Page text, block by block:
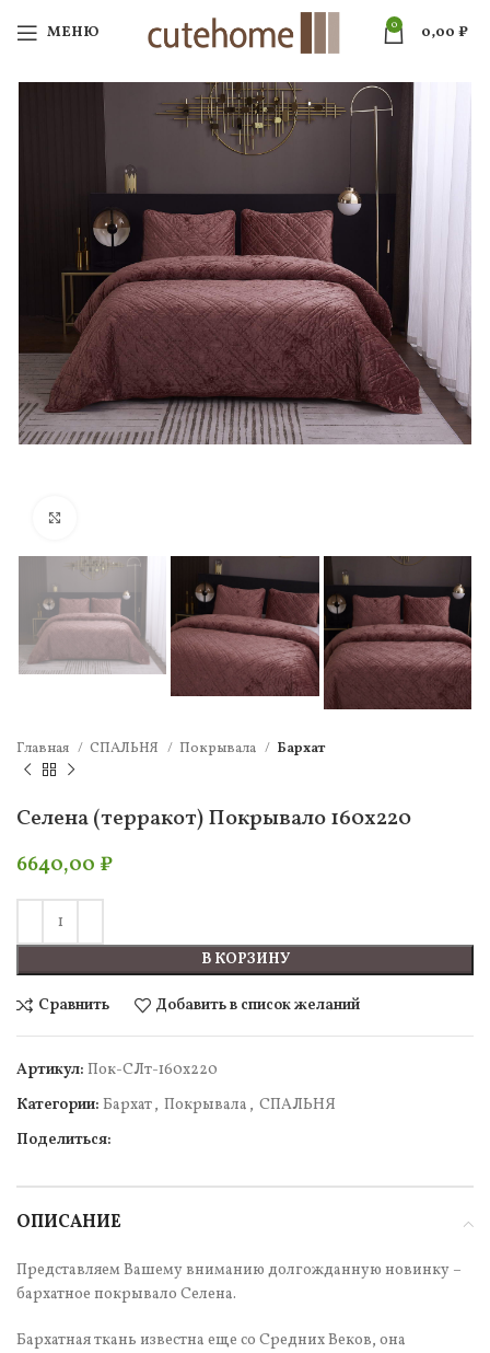
МЕНЮ 0 0,00 ₽
Главная СПАЛЬНЯ Покрывала Бархат
Селена (терракот) Покрывало 160х220
6640,00 ₽
В КОРЗИНУ
Сравнить Добавить в список желаний
Артикул: Пок-СЛт-160х220
Категории: Бархат, Покрывала , СПАЛЬНЯ
Поделиться:
ОПИСАНИЕ
Представляем Вашему вниманию долгожданную новинку –
бархатное покрывало Селена.
Бархатная ткань известна еще со Средних Веков, она